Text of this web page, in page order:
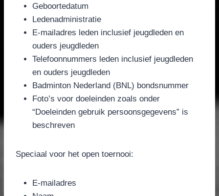
Geboortedatum
Ledenadministratie
E-mailadres leden inclusief jeugdleden en
ouders jeugdleden
Telefoonnummers leden inclusief jeugdleden
en ouders jeugdleden
Badminton Nederland (BNL) bondsnummer
Foto’s voor doeleinden zoals onder
“Doeleinden gebruik persoonsgegevens” is
beschreven
Speciaal voor het open toernooi:
E-mailadres